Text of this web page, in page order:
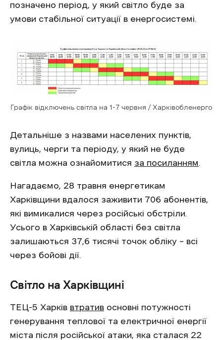
позначено період, у який світло буде за
умови стабільної ситуації в енергосистемі.
Графік відключень світла на 1-7 червня / Харківобленерго
Детальніше з назвами населених пунктів,
вулиць, черги та періоду, у який не буде
світла можна ознайомитися за посиланням.
Нагадаємо, 28 травня енергетикам
Харківщини вдалося заживити 706 абонентів,
які вимикалися через російські обстріли.
Усього в Харківській області без світла
залишаються 37,6 тисячі точок обліку – всі
через бойові дії.
Світло на Харківщині
ТЕЦ-5 Харків втратив основні потужності
генерування теплової та електричної енергії
міста після російської атаки, яка сталася 22